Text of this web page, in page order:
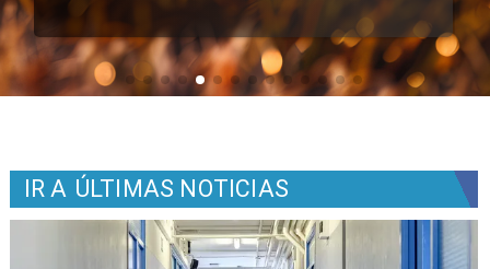
IR A ÚLTIMAS NOTICIAS